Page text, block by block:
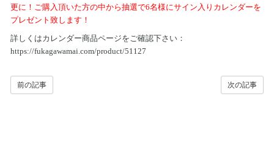
更に！ご購入頂いた方の中から抽選で6名様にサイン入りカレンダーを
プレゼント致します！
詳しくはカレンダー商品ページをご確認下さい：
https://fukagawamai.com/product/51127
次の記事
前の記事